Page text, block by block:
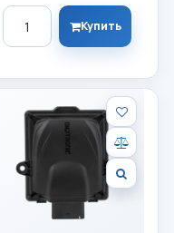
Количество
Купить